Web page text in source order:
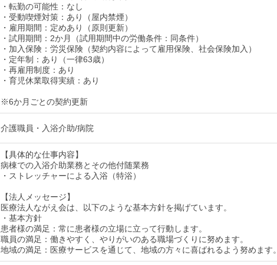
・転勤の可能性：なし
・受動喫煙対策：あり（屋内禁煙）
・雇用期間：定めあり（原則更新）
・試用期間：2か月（試用期間中の労働条件：同条件）
・加入保険：労災保険（契約内容によって雇用保険、社会保険加入）
・定年制：あり（一律63歳）
・再雇用制度：あり
・育児休業取得実績：あり
※6か月ごとの契約更新
介護職員・入浴介助/病院
【具体的な仕事内容】
病棟での入浴介助業務とその他付随業務
・ストレッチャーによる入浴（特浴）
【法人メッセージ】
医療法人ながえ会は、以下のような基本方針を掲げています。
・基本方針
患者様の満足：常に患者様の立場に立って行動します。
職員の満足：働きやすく、やりがいのある職場づくりに努めます。
地域の満足：医療サービスを通じて、地域の方々に喜ばれるよう努めます。